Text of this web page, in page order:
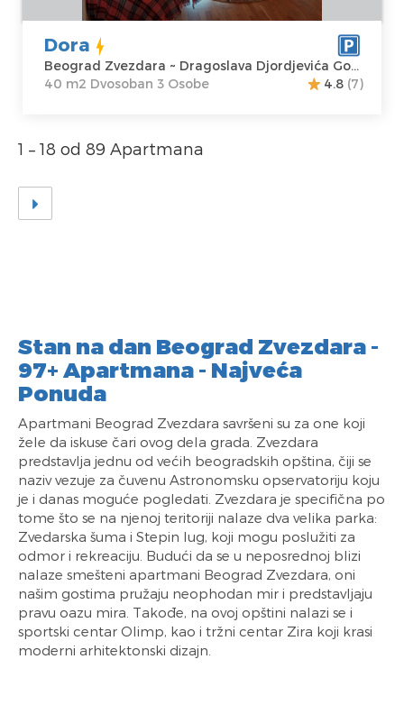
Dragoslava
Djordjevića Goše
14A
Cena35 €
Dvosoban
Dora
Beograd Zvezdara ~ Dragoslava Djordjevića Goše 14A
40 m2 Dvosoban 3 Osobe
4.8 (7)
1 – 18 od 89 Apartmana
Stan na dan Beograd Zvezdara -
97+ Apartmana - Najveća
Ponuda
Apartmani Beograd Zvezdara savršeni su za one koji
žele da iskuse čari ovog dela grada. Zvezdara
predstavlja jednu od većih beogradskih opština, čiji se
naziv vezuje za čuvenu Astronomsku opservatoriju koju
je i danas moguće pogledati. Zvezdara je specifična po
tome što se na njenoj teritoriji nalaze dva velika parka:
Zvedarska šuma i Stepin lug, koji mogu poslužiti za
odmor i rekreaciju. Budući da se u neposrednoj blizi
nalaze smešteni apartmani Beograd Zvezdara, oni
našim gostima pružaju neophodan mir i predstavljaju
pravu oazu mira. Takođe, na ovoj opštini nalazi se i
sportski centar Olimp, kao i tržni centar Zira koji krasi
moderni arhitektonski dizajn.